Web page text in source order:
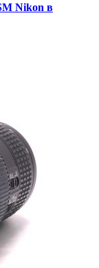
Nikon в